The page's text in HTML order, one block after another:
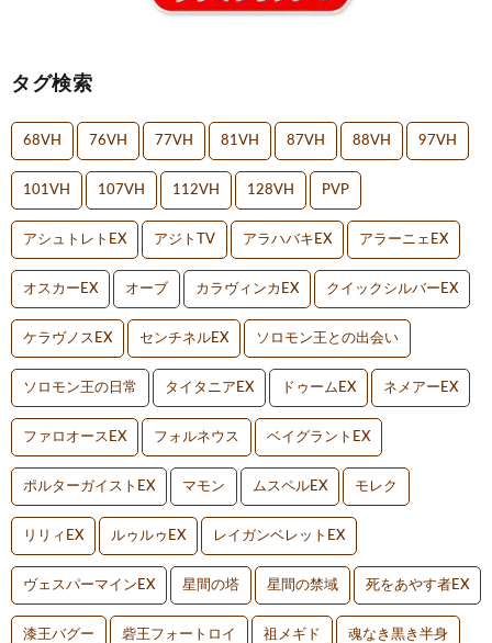
タグ検索
68VH 76VH 77VH 81VH 87VH 88VH 97VH
101VH 107VH 112VH 128VH PVP
アシュトレトEX アジトTV アラハバキEX アラーニェEX
オスカーEX オーブ カラヴィンカEX クイックシルバーEX
ケラヴノスEX センチネルEX ソロモン王との出会い
ソロモン王の日常 タイタニアEX ドゥームEX ネメアーEX
ファロオースEX フォルネウス ベイグラントEX
ポルターガイストEX マモン ムスペルEX モレク
リリィEX ルゥルゥEX レイガンベレットEX
ヴェスパーマインEX 星間の塔 星間の禁域 死をあやす者EX
漆王バグー 砦王フォートロイ 祖メギド 魂なき黒き半身